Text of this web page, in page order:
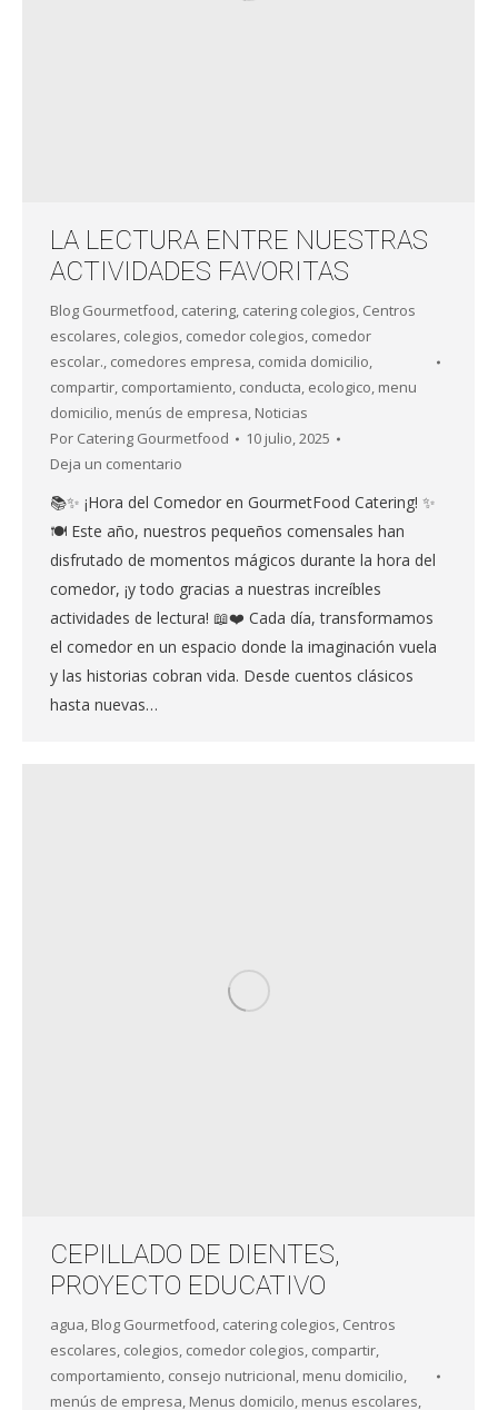
LA LECTURA ENTRE NUESTRAS
ACTIVIDADES FAVORITAS
Blog Gourmetfood, catering, catering colegios, Centros
escolares, colegios, comedor colegios, comedor
escolar., comedores empresa, comida domicilio,
compartir, comportamiento, conducta, ecologico, menu
domicilio, menús de empresa, Noticias
Por Catering Gourmetfood
10 julio, 2025
Deja un comentario
📚✨ ¡Hora del Comedor en GourmetFood Catering! ✨
🍽️ Este año, nuestros pequeños comensales han
disfrutado de momentos mágicos durante la hora del
comedor, ¡y todo gracias a nuestras increíbles
actividades de lectura! 📖❤️ Cada día, transformamos
el comedor en un espacio donde la imaginación vuela
y las historias cobran vida. Desde cuentos clásicos
hasta nuevas…
CEPILLADO DE DIENTES,
PROYECTO EDUCATIVO
agua, Blog Gourmetfood, catering colegios, Centros
escolares, colegios, comedor colegios, compartir,
comportamiento, consejo nutricional, menu domicilio,
menús de empresa, Menus domicilo, menus escolares,